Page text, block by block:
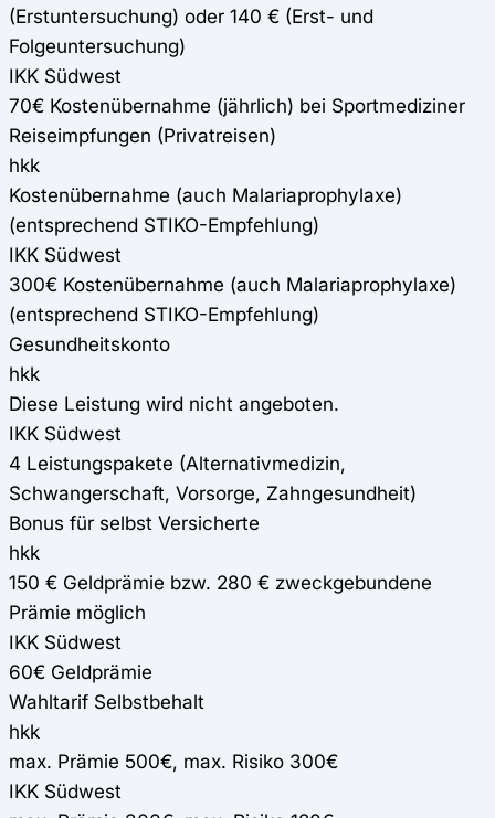
(Erstuntersuchung) oder 140 € (Erst- und
Folgeuntersuchung)
IKK Südwest
70€ Kostenübernahme (jährlich) bei Sportmediziner
Reiseimpfungen (Privatreisen)
hkk
Kostenübernahme (auch Malariaprophylaxe)
(entsprechend STIKO-Empfehlung)
IKK Südwest
300€ Kostenübernahme (auch Malariaprophylaxe)
(entsprechend STIKO-Empfehlung)
Gesundheitskonto
hkk
Diese Leistung wird nicht angeboten.
IKK Südwest
4 Leistungspakete (Alternativmedizin,
Schwangerschaft, Vorsorge, Zahngesundheit)
Bonus für selbst Versicherte
hkk
150 € Geldprämie bzw. 280 € zweckgebundene
Prämie möglich
IKK Südwest
60€ Geldprämie
Wahltarif Selbstbehalt
hkk
max. Prämie 500€, max. Risiko 300€
IKK Südwest